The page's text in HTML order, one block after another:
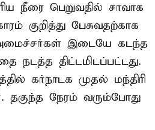
நீரை பெறுவதில் சாவாக
குறித்து பேசுவதற்காக
இடையே கடந்த
நடத்த திட்டமிடப்பட்டது.
கர்நாடக முதல் மந்திரி
தகுந்த நேரம் வரும்போது